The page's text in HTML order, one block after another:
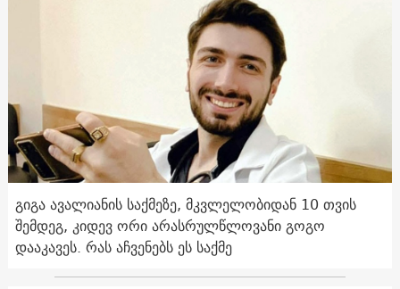
გიგა ავალიანის საქმეზე, მკვლელობიდან 10 თვის
შემდეგ, კიდევ ორი არასრულწლოვანი გოგო
დააკავეს. რას აჩვენებს ეს საქმე